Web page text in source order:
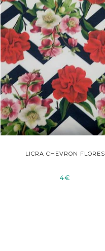
LICRA CHEVRON FLORES
4€